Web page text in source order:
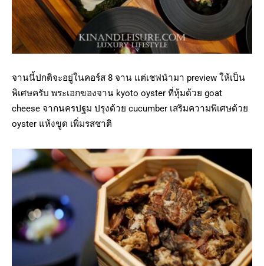
จานนี้ปกติจะอยู่ในคอร์ส 8 จาน แต่เชฟนำมา preview ให้เป็น
พิเศษครับ พระเอกของจาน kyoto oyster ที่หุ้มด้วย goat
cheese จากนครปฐม ปรุงด้วย cucumber เสริมความพิเศษด้วย
oyster แห้งขูด เพิ่มรสชาติ